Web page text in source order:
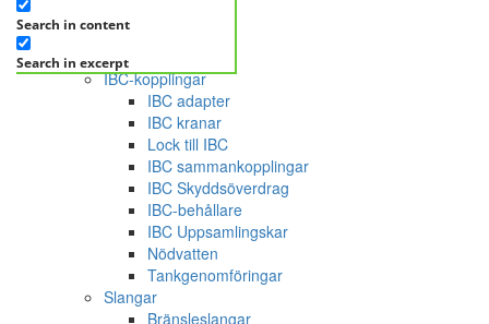
Search in content
Search in excerpt
FRÅGA DIREKT
OUTLET
Kategorier
IBC-kopplingar
IBC adapter
IBC kranar
Lock till IBC
IBC sammankopplingar
IBC Skyddsöverdrag
IBC-behållare
IBC Uppsamlingskar
Nödvatten
Tankgenomföringar
Slangar
Bränsleslangar